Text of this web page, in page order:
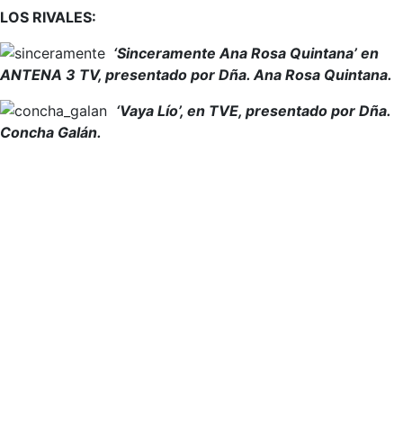
LOS RIVALES:
‘Sinceramente Ana Rosa Quintana’ en
ANTENA 3 TV, presentado por Dña. Ana Rosa Quintana.
‘Vaya Lío’, en TVE, presentado por Dña.
Concha Galán.